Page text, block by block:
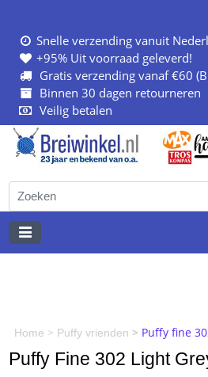
Snelle verzending vanuit
+95% Uit voorraad geleverd!
Gratis verzending vanaf €60
Binnen 30 dagen retourneren
Veilig betalen
Home > Puffy vrienden > Puffy fine
Puffy Fine 302 Light